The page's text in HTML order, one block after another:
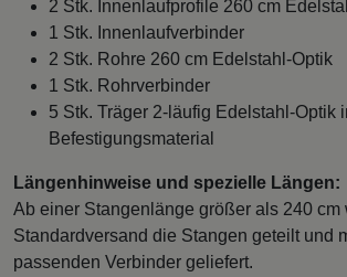
2 Stk. Innenlaufprofile 260 cm
1 Stk. Innenlaufverbinder
2 Stk. Rohre 260 cm Edelstahl-Optik
1 Stk. Rohrverbinder
5 Stk. Träger 2-läufig Edelstahl-Optik
Befestigungsmaterial
Längenhinweise und spezielle Längen:
Ab einer Stangenlänge größer als 240 cm
Standardversand die Stangen geteilt und
passenden Verbinder geliefert.